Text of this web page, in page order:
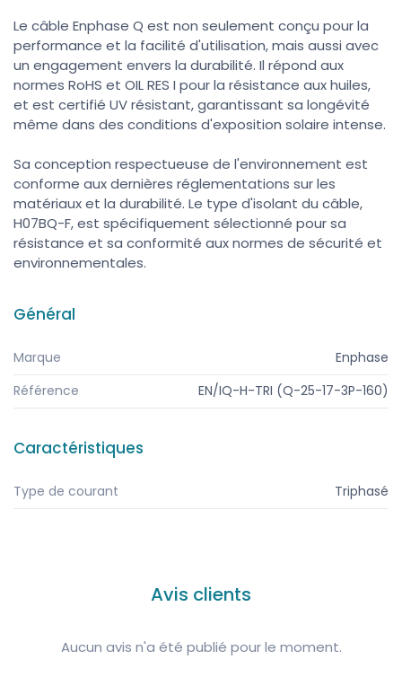
Le câble Enphase Q est non seulement conçu pour la
performance et la facilité d'utilisation, mais aussi avec
un engagement envers la durabilité. Il répond aux
normes RoHS et OIL RES I pour la résistance aux huiles,
et est certifié UV résistant, garantissant sa longévité
même dans des conditions d'exposition solaire intense.
Sa conception respectueuse de l'environnement est
conforme aux dernières réglementations sur les
matériaux et la durabilité. Le type d'isolant du câble,
H07BQ-F, est spécifiquement sélectionné pour sa
résistance et sa conformité aux normes de sécurité et
environnementales.
Général
Marque
Enphase
Référence
EN/IQ-H-TRI (Q-25-17-3P-160)
Caractéristiques
Type de courant Triphasé
Avis clients
Aucun avis n'a été publié pour le moment.